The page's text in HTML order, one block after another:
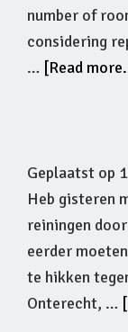
number of
considering
… [Read
Geplaatst op
Heb gisteren
reiningen
eerder
te hikken
Onterecht, …